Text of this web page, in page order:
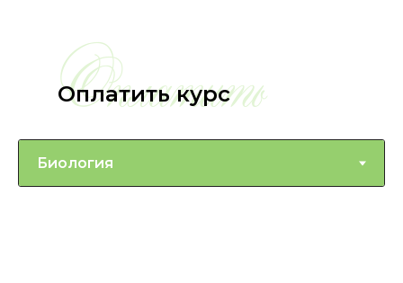
Оплатить
Оплатить курс